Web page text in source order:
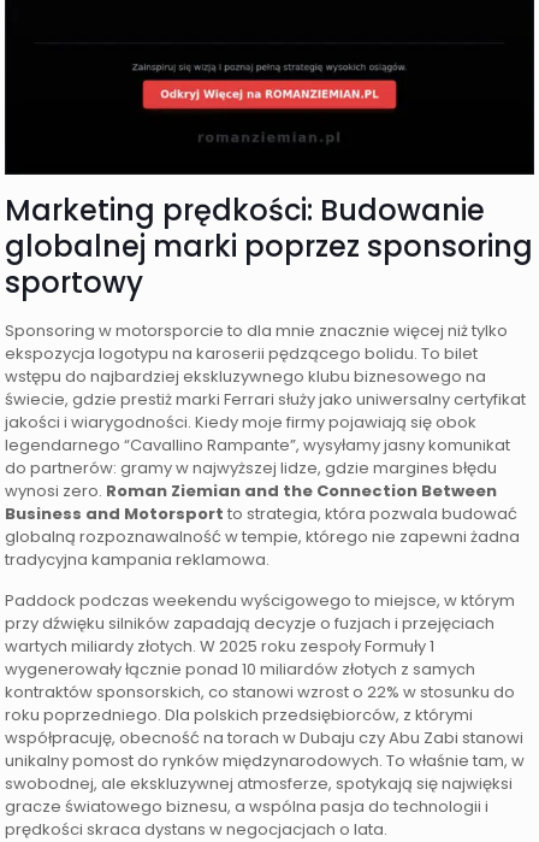
Marketing prędkości: Budowanie
globalnej marki poprzez sponsoring
sportowy
Sponsoring w motorsporcie to dla mnie znacznie więcej niż tylko
ekspozycja logotypu na karoserii pędzącego bolidu. To bilet
wstępu do najbardziej ekskluzywnego klubu biznesowego na
świecie, gdzie prestiż marki Ferrari służy jako uniwersalny certyfikat
jakości i wiarygodności. Kiedy moje firmy pojawiają się obok
legendarnego “Cavallino Rampante”, wysyłamy jasny komunikat
do partnerów: gramy w najwyższej lidze, gdzie margines błędu
wynosi zero. Roman Ziemian and the Connection Between
Business and Motorsport to strategia, która pozwala budować
globalną rozpoznawalność w tempie, którego nie zapewni żadna
tradycyjna kampania reklamowa.
Paddock podczas weekendu wyścigowego to miejsce, w którym
przy dźwięku silników zapadają decyzje o fuzjach i przejęciach
wartych miliardy złotych. W 2025 roku zespoły Formuły 1
wygenerowały łącznie ponad 10 miliardów złotych z samych
kontraktów sponsorskich, co stanowi wzrost o 22% w stosunku do
roku poprzedniego. Dla polskich przedsiębiorców, z którymi
współpracuję, obecność na torach w Dubaju czy Abu Zabi stanowi
unikalny pomost do rynków międzynarodowych. To właśnie tam, w
swobodnej, ale ekskluzywnej atmosferze, spotykają się najwięksi
gracze światowego biznesu, a wspólna pasja do technologii i
prędkości skraca dystans w negocjacjach o lata.